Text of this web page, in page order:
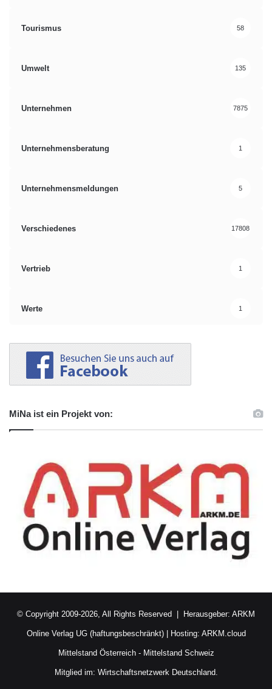
Tourismus 58
Umwelt 135
Unternehmen 7875
Unternehmensberatung 1
Unternehmensmeldungen 5
Verschiedenes 17808
Vertrieb 1
Werte 1
MiNa ist ein Projekt von:
© Copyright 2009-2026, All Rights Reserved | Herausgeber: ARKM
Online Verlag UG (haftungsbeschränkt)| Hosting: ARKM.cloud
Mittelstand Österreich- Mittelstand Schweiz
Mitglied im: Wirtschaftsnetzwerk Deutschland.